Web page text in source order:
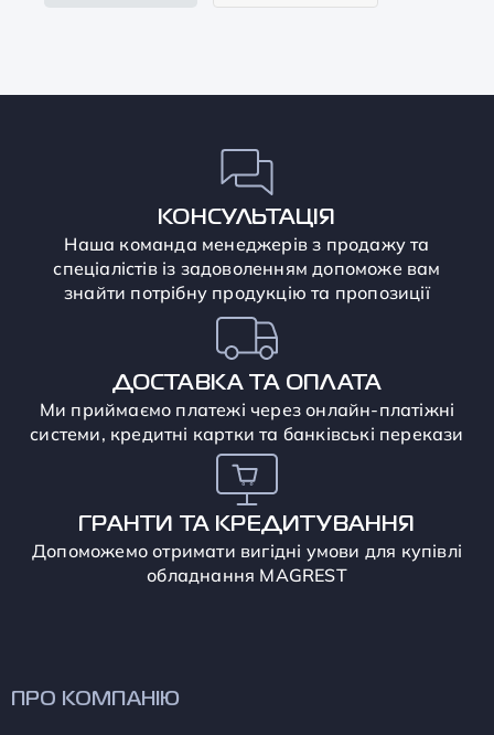
КОНСУЛЬТАЦІЯ
Наша команда менеджерів з продажу та
спеціалістів із задоволенням допоможе вам
знайти потрібну продукцію та пропозиції
ДОСТАВКА ТА ОПЛАТА
Ми приймаємо платежі через онлайн-платіжні
системи, кредитні картки та банківські перекази
ГРАНТИ ТА КРЕДИТУВАННЯ
Допоможемо отримати вигідні умови для купівлі
обладнання MAGREST
ПРО КОМПАНІЮ